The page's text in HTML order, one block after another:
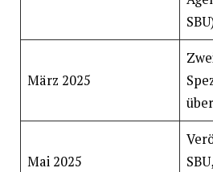
März 2025
Mai 2025